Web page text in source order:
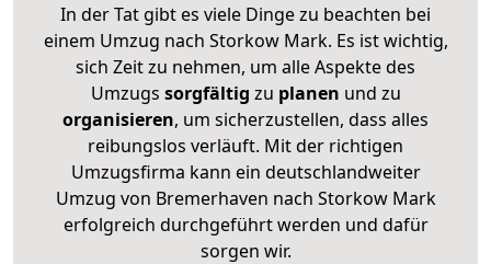
In der Tat gibt es viele Dinge zu beachten bei
einem Umzug nach Storkow Mark. Es ist wichtig,
sich Zeit zu nehmen, um alle Aspekte des
Umzugs sorgfältig zu planen und zu
organisieren, um sicherzustellen, dass alles
reibungslos verläuft. Mit der richtigen
Umzugsfirma kann ein deutschlandweiter
Umzug von Bremerhaven nach Storkow Mark
erfolgreich durchgeführt werden und dafür
sorgen wir.